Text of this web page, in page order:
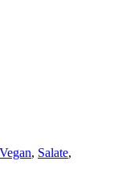
Vegan, Salate,